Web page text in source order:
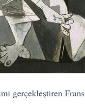
gerçekleştiren